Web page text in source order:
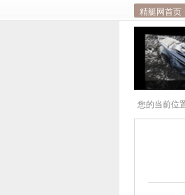
精艇网首页
您的当前位